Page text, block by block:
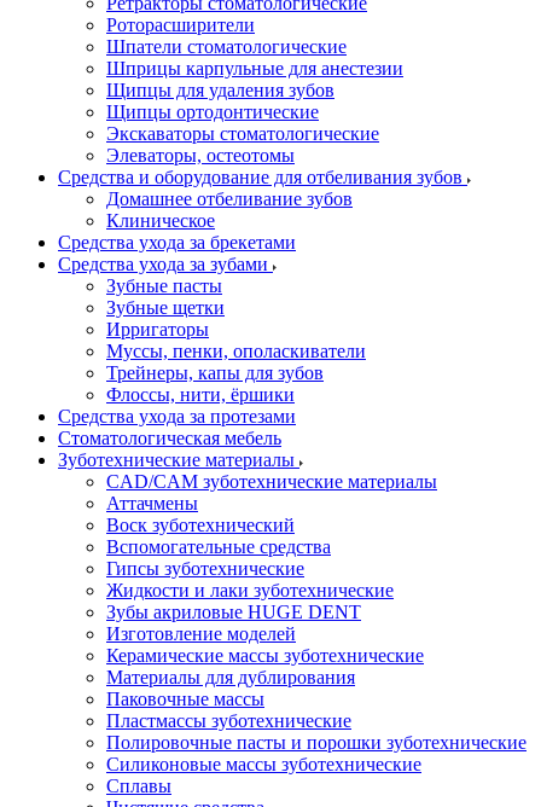
Роторасширители
Шпатели стоматологические
Шприцы карпульные для анестезии
Щипцы для удаления зубов
Щипцы ортодонтические
Экскаваторы стоматологические
Элеваторы, остеотомы
Средства и оборудование для отбеливания зубов
Домашнее отбеливание зубов
Клиническое
Средства ухода за брекетами
Средства ухода за зубами
Зубные пасты
Зубные щетки
Ирригаторы
Муссы, пенки, ополаскиватели
Трейнеры, капы для зубов
Флоссы, нити, ёршики
Средства ухода за протезами
Стоматологическая мебель
Зуботехнические материалы
CAD/CAM зуботехнические материалы
Аттачмены
Воск зуботехнический
Вспомогательные средства
Гипсы зуботехнические
Жидкости и лаки зуботехнические
Зубы акриловые HUGE DENT
Изготовление моделей
Керамические массы зуботехнические
Материалы для дублирования
Паковочные массы
Пластмассы зуботехнические
Полировочные пасты и порошки зуботехнические
Силиконовые массы зуботехнические
Сплавы